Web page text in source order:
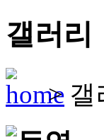
갤러리
> 갤